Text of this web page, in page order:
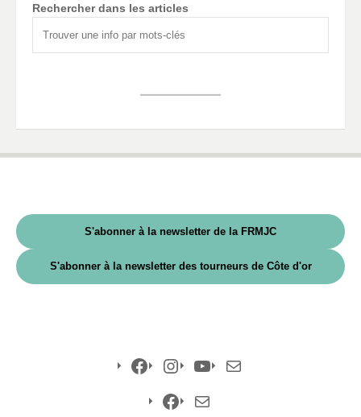
Rechercher dans les articles
S'abonner à la newsletter de la FRMJC
S'abonner à la newsletter des tourneurs de Côte d'or
Facebook